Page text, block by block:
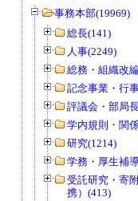
事務本部(19969)
総長(141)
人事(2249)
総務・組織改
記念事業・行
評議会・部局
学内規則・関
研究(1214)
学務・厚生補
受託研究・寄
携）(413)